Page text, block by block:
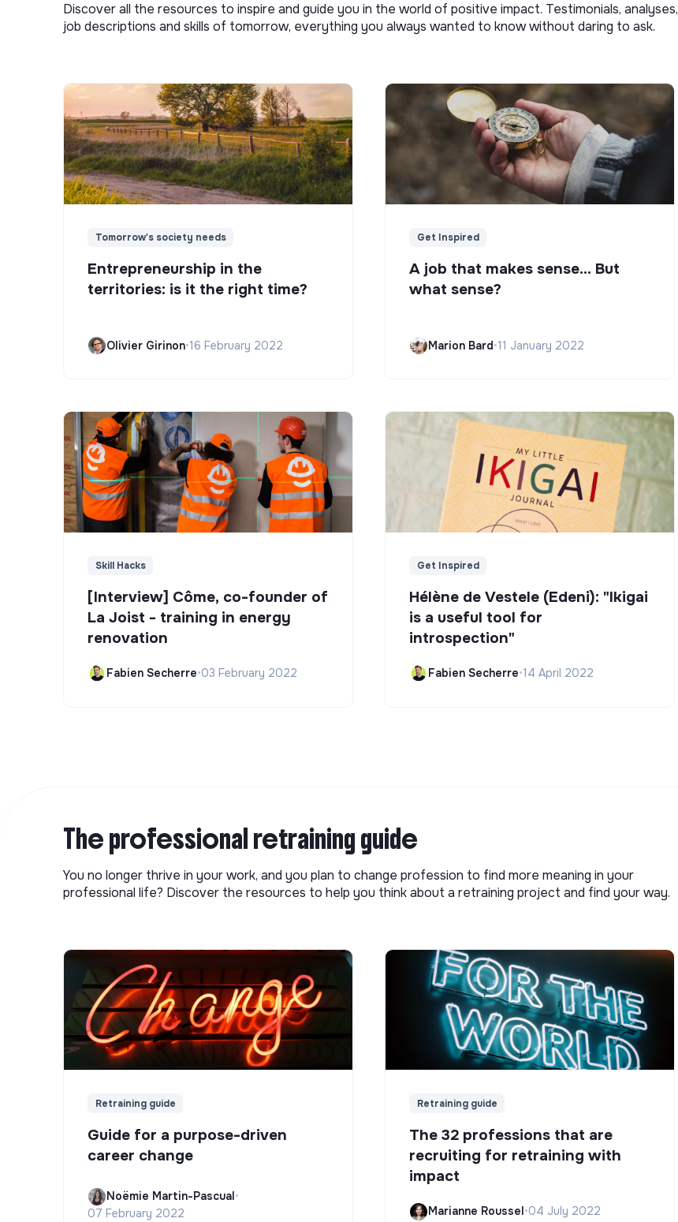
Discover all the resources to inspire and guide you in the world of positive impact. Testimonials, analyses,
job descriptions and skills of tomorrow, everything you always wanted to know without daring to ask.
Tomorrow's society needs
Entrepreneurship in the
territories: is it the right time?
Olivier Girinon•16 February 2022
Get Inspired
A job that makes sense... But
what sense?
Marion Bard•11 January 2022
Skill Hacks
[Interview] Côme, co-founder of
La Joist - training in energy
renovation
Fabien Secherre•03 February 2022
Get Inspired
Hélène de Vestele (Edeni): "Ikigai
is a useful tool for
introspection"
Fabien Secherre•14 April 2022
The professional retraining guide
You no longer thrive in your work, and you plan to change profession to find more meaning in your
professional life? Discover the resources to help you think about a retraining project and find your way.
Retraining guide
Guide for a purpose-driven
career change
Noëmie Martin-Pascual•
07 February 2022
Retraining guide
The 32 professions that are
recruiting for retraining with
impact
Marianne Roussel•04 July 2022